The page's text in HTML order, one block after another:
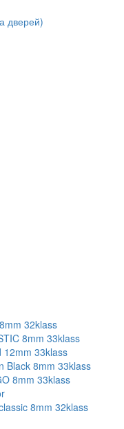
дверей)
32klass
8mm 33klass
12mm 33klass
Black 8mm 33klass
8mm 33klass
8mm 32klass